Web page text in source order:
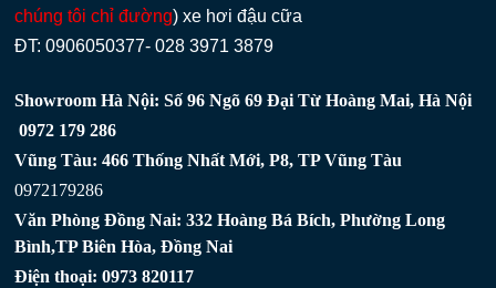
chúng tôi chỉ đường) xe hơi đậu cữa
ĐT: 0906050377- 028 3971 3879
Showroom Hà Nội: Số 96 Ngõ 69 Đại Từ Hoàng Mai, Hà Nội
0972 179 286
Vũng Tàu: 466 Thống Nhất Mới, P8, TP Vũng Tàu
0972179286
Văn Phòng Đồng Nai: 332 Hoàng Bá Bích, Phường Long
Bình,TP Biên Hòa, Đồng Nai
Điện thoại: 0973 820117